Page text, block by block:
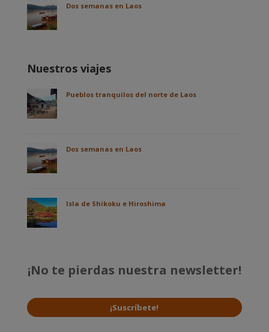
Dos semanas en Laos
Nuestros viajes
Pueblos tranquilos del norte de Laos
Dos semanas en Laos
Isla de Shikoku e Hiroshima
¡No te pierdas nuestra newsletter!
¡Suscríbete!